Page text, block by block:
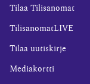
Tilaa Tilisanomat
TilisanomatLIVE
Tilaa uutiskirje
Mediakortti